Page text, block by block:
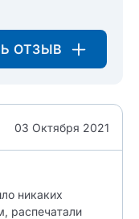
ОТЗЫВ
03 Октября 2021
никаких
распечатали